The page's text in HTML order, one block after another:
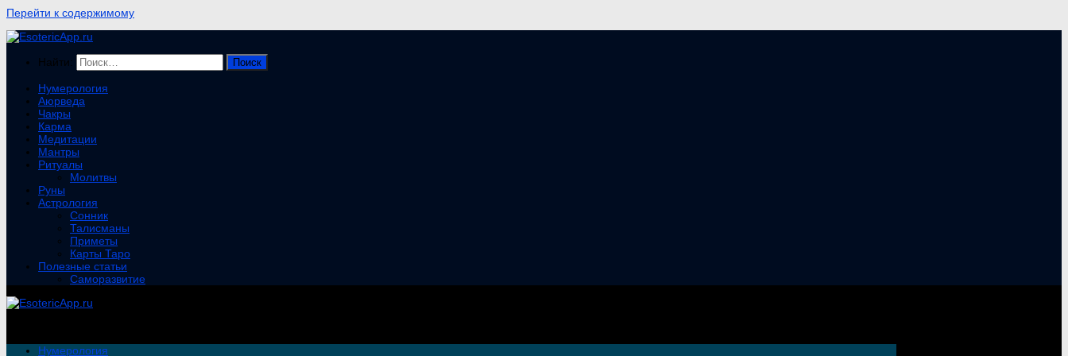
Перейти к содержимому
Найти:
Нумерология
Аюрведа
Чакры
Карма
Медитации
Мантры
Ритуалы
Молитвы
Руны
Астрология
Сонник
Талисманы
Приметы
Карты Таро
Полезные статьи
Саморазвитие
Нумерология